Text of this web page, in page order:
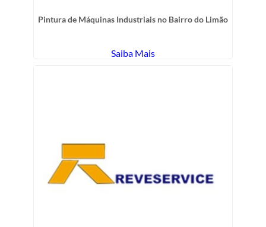
Pintura de Máquinas Industriais no Bairro do Limão
Saiba Mais